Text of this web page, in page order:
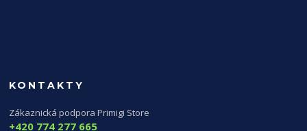
KONTAKTY
Zákaznická podpora Primigi Store
+420 774 277 665